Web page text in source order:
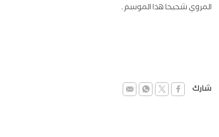
المروي شحيحا هذا الموسم.
شارك